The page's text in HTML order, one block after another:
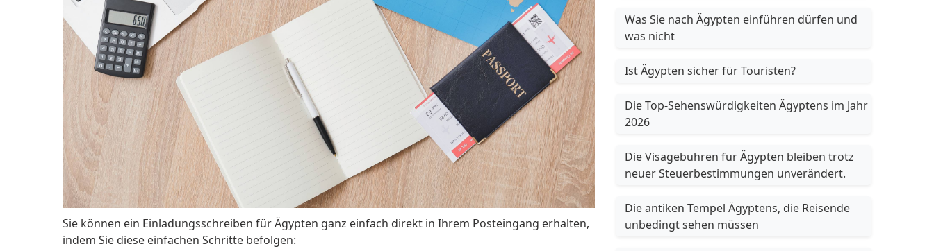
Sie können ein Einladungsschreiben für Ägypten ganz einfach direkt in Ihrem Posteingang erhalten,
indem Sie diese einfachen Schritte befolgen:
Was Sie nach Ägypten einführen dürfen und
was nicht
Ist Ägypten sicher für Touristen?
Die Top-Sehenswürdigkeiten Ägyptens im Jahr
2026
Die Visagebühren für Ägypten bleiben trotz
neuer Steuerbestimmungen unverändert.
Die antiken Tempel Ägyptens, die Reisende
unbedingt sehen müssen